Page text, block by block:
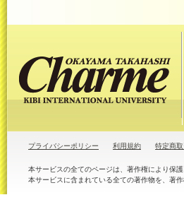
プライバシーポリシー 利用規約 特定商
本サービスの全てのページは、著作権により保護
本サービスに含まれている全ての著作物を、著